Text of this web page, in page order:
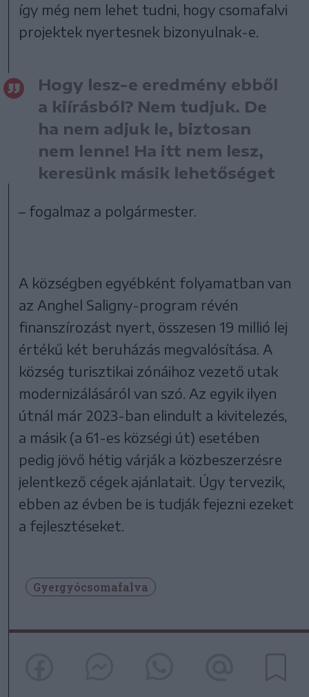
így még nem lehet tudni, hogy csomafalvi
projektek nyertesnek bizonyulnak-e.
Hogy lesz-e eredmény ebből
a kiírásból? Nem tudjuk. De
ha nem adjuk le, biztosan
nem lenne! Ha itt nem lesz,
keresünk másik lehetőséget
– fogalmaz a polgármester.
A községben egyébként folyamatban van
az Anghel Saligny-program révén
finanszírozást nyert, összesen 19 millió lej
értékű két beruházás megvalósítása. A
község turisztikai zónáihoz vezető utak
modernizálásáról van szó. Az egyik ilyen
útnál már 2023-ban elindult a kivitelezés,
a másik (a 61-es községi út) esetében
pedig jövő hétig várják a közbeszerzésre
jelentkező cégek ajánlatait. Úgy tervezik,
ebben az évben be is tudják fejezni ezeket
a fejlesztéseket.
Gyergyócsomafalva